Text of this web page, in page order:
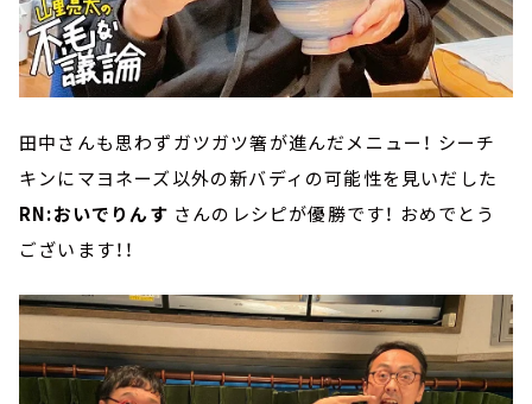
田中さんも思わずガツガツ箸が進んだメニュー！ シーチ
キンにマヨネーズ以外の新バディの可能性を見いだした
RN:おいでりんす さんのレシピが優勝です！ おめでとう
ございます！！